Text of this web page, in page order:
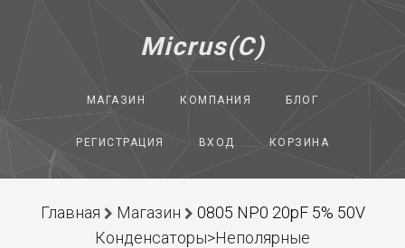
Micrus(C)
МАГАЗИН КОМПАНИЯ БЛОГ
РЕГИСТРАЦИЯ ВХОД КОРЗИНА
Главная Магазин
0805 NP0 20pF 5% 50V
Конденсаторы>Неполярные